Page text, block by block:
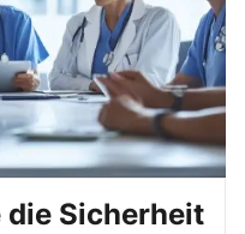
die Sicherheit